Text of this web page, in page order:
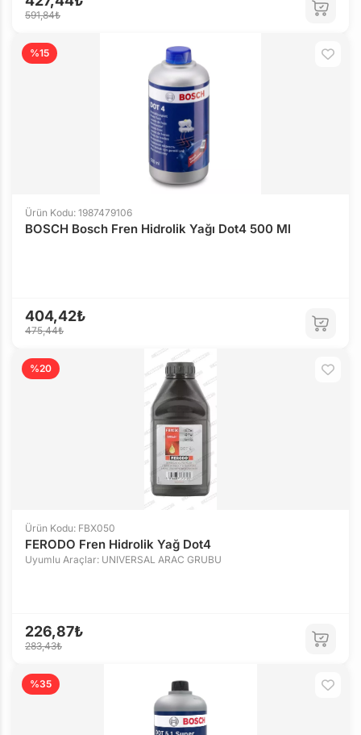
591,84₺
%15
Ürün Kodu: 1987479106
BOSCH Bosch Fren Hidrolik Yağı Dot4 500 Ml
404,42₺
475,44₺
%20
Ürün Kodu: FBX050
FERODO Fren Hidrolik Yağ Dot4
Uyumlu Araçlar: UNIVERSAL ARAC GRUBU
226,87₺
283,43₺
%35